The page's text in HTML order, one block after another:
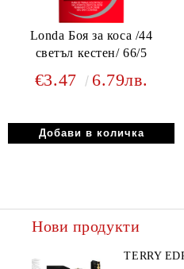
Londa Боя за коса /44
светъл кестен/ 66/5
€3.47 6.79лв.
Нови продукти
TERRY